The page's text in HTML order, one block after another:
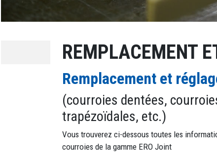
REMPLACEMENT
Remplacement et
(courroies dentées,
trapézoïdales, etc.)
Vous trouverez ci-dessous toutes les
courroies de la gamme ERO Joint